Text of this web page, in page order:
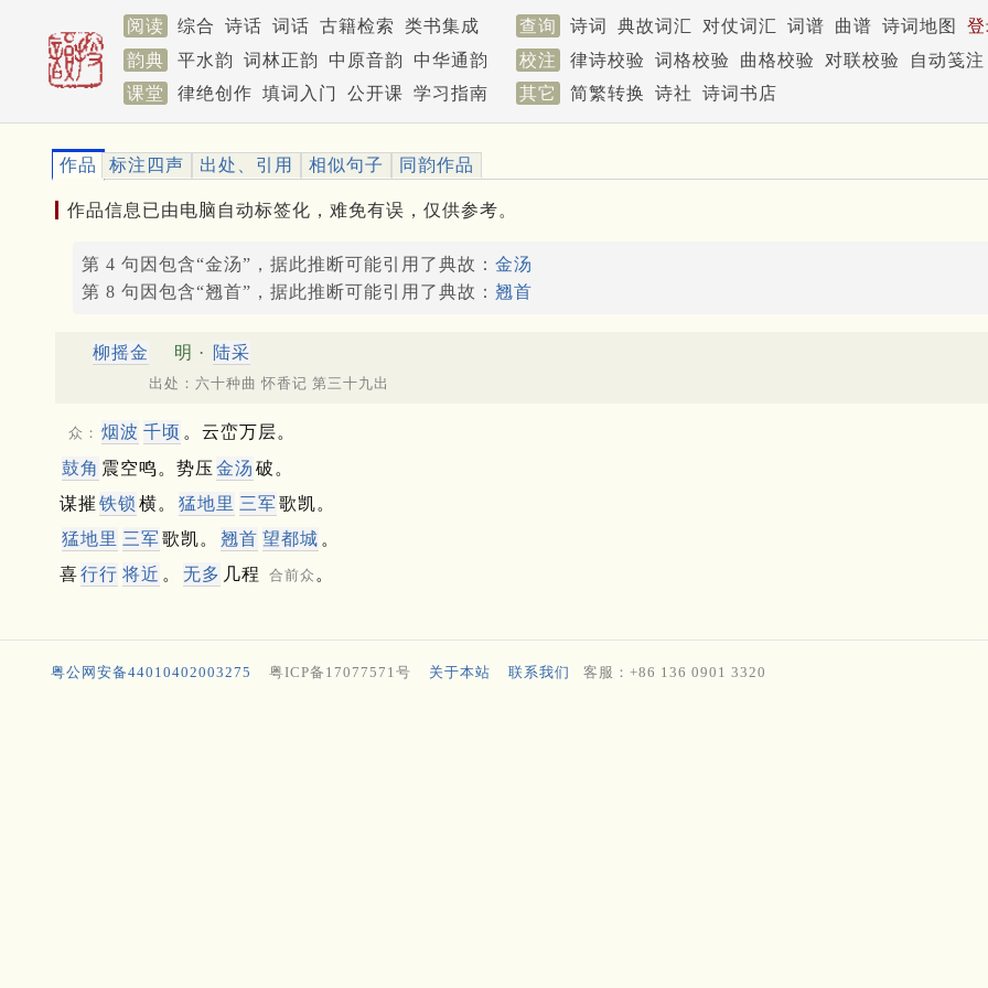
阅读 综合 诗话 词话 古籍检索 类书集成 查询 诗词 典故词汇 对仗词汇 词谱 曲谱 诗词地图
韵典
平水韵 词林正韵 中原音韵 中华通韵 校注 律诗校验 词格校验 曲格校验 对联校验
自动笺注
课堂
律绝创作 填词入门 公开课 学习指南 其它 简繁转换 诗社 诗词书店
作品 标注四声 出处、引用 相似句子 同韵作品
作品信息已由电脑自动标签化，难免有误，仅供参考。
第 4 句因包含“金汤”，据此推断可能引用了典故： 金汤
第 8 句因包含“翘首”，据此推断可能引用了典故： 翘首
柳摇金 明 · 陆采
出处：六十种曲 怀香记 第三十九出
众： 烟波 千顷 。云峦万层。
鼓角 震空鸣。势压 金汤 破。
谋摧 铁锁 横。 猛地里 三军歌凯。
猛地里 三军歌凯。 翘首 望都城 。
喜行行 将近 。 无多 几程 合前众 。
粤公网安备44010402003275 粤ICP备17077571号 关于本站 联系我们 客服：+86 136 0901 3320